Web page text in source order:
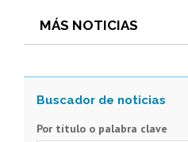
MÁS NOTICIAS
Por título o palabra clave